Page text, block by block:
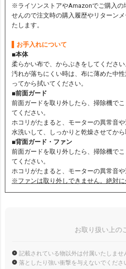
※ライソンストアやAmazonでご購入の
せんので注文時の購入履歴やリターン
たします。
お手入れについて
■本体
柔らかい布で、からぶきをしてください
汚れが落ちにくい時は、布に薄めた中
ってから拭いてください。
■前面ガード
前面ガードを取り外したら、掃除機で
てください。
ホコリがたまると、モーターの異常音や
水洗いして、しっかりと乾燥させてから
■背面ガード・ファン
前面ガードを取り外したら、掃除機で
てください。
ホコリがたまると、モーターの異常音や
※ファンは取り外しできません。絶対に
お取り扱い上の
記載されている物以外は付属いたしませ
落としたり強い衝撃を与えないでくださ